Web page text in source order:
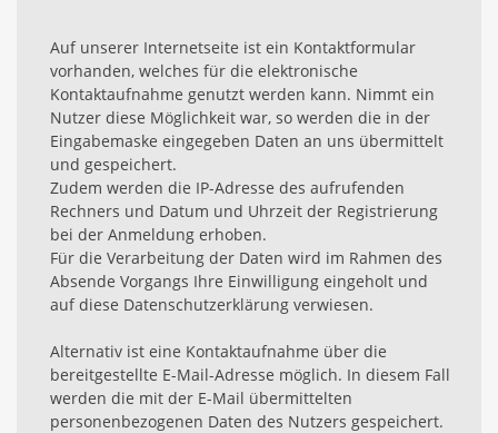
Auf unserer Internetseite ist ein Kontaktformular
vorhanden, welches für die elektronische
Kontaktaufnahme genutzt werden kann. Nimmt ein
Nutzer diese Möglichkeit war, so werden die in der
Eingabemaske eingegeben Daten an uns übermittelt
und gespeichert.
Zudem werden die IP-Adresse des aufrufenden
Rechners und Datum und Uhrzeit der Registrierung
bei der Anmeldung erhoben.
Für die Verarbeitung der Daten wird im Rahmen des
Absende Vorgangs Ihre Einwilligung eingeholt und
auf diese Datenschutzerklärung verwiesen.
Alternativ ist eine Kontaktaufnahme über die
bereitgestellte E-Mail-Adresse möglich. In diesem Fall
werden die mit der E-Mail übermittelten
personenbezogenen Daten des Nutzers gespeichert.